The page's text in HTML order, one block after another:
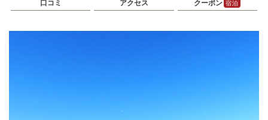
口コミ アクセス クーポン 宿泊